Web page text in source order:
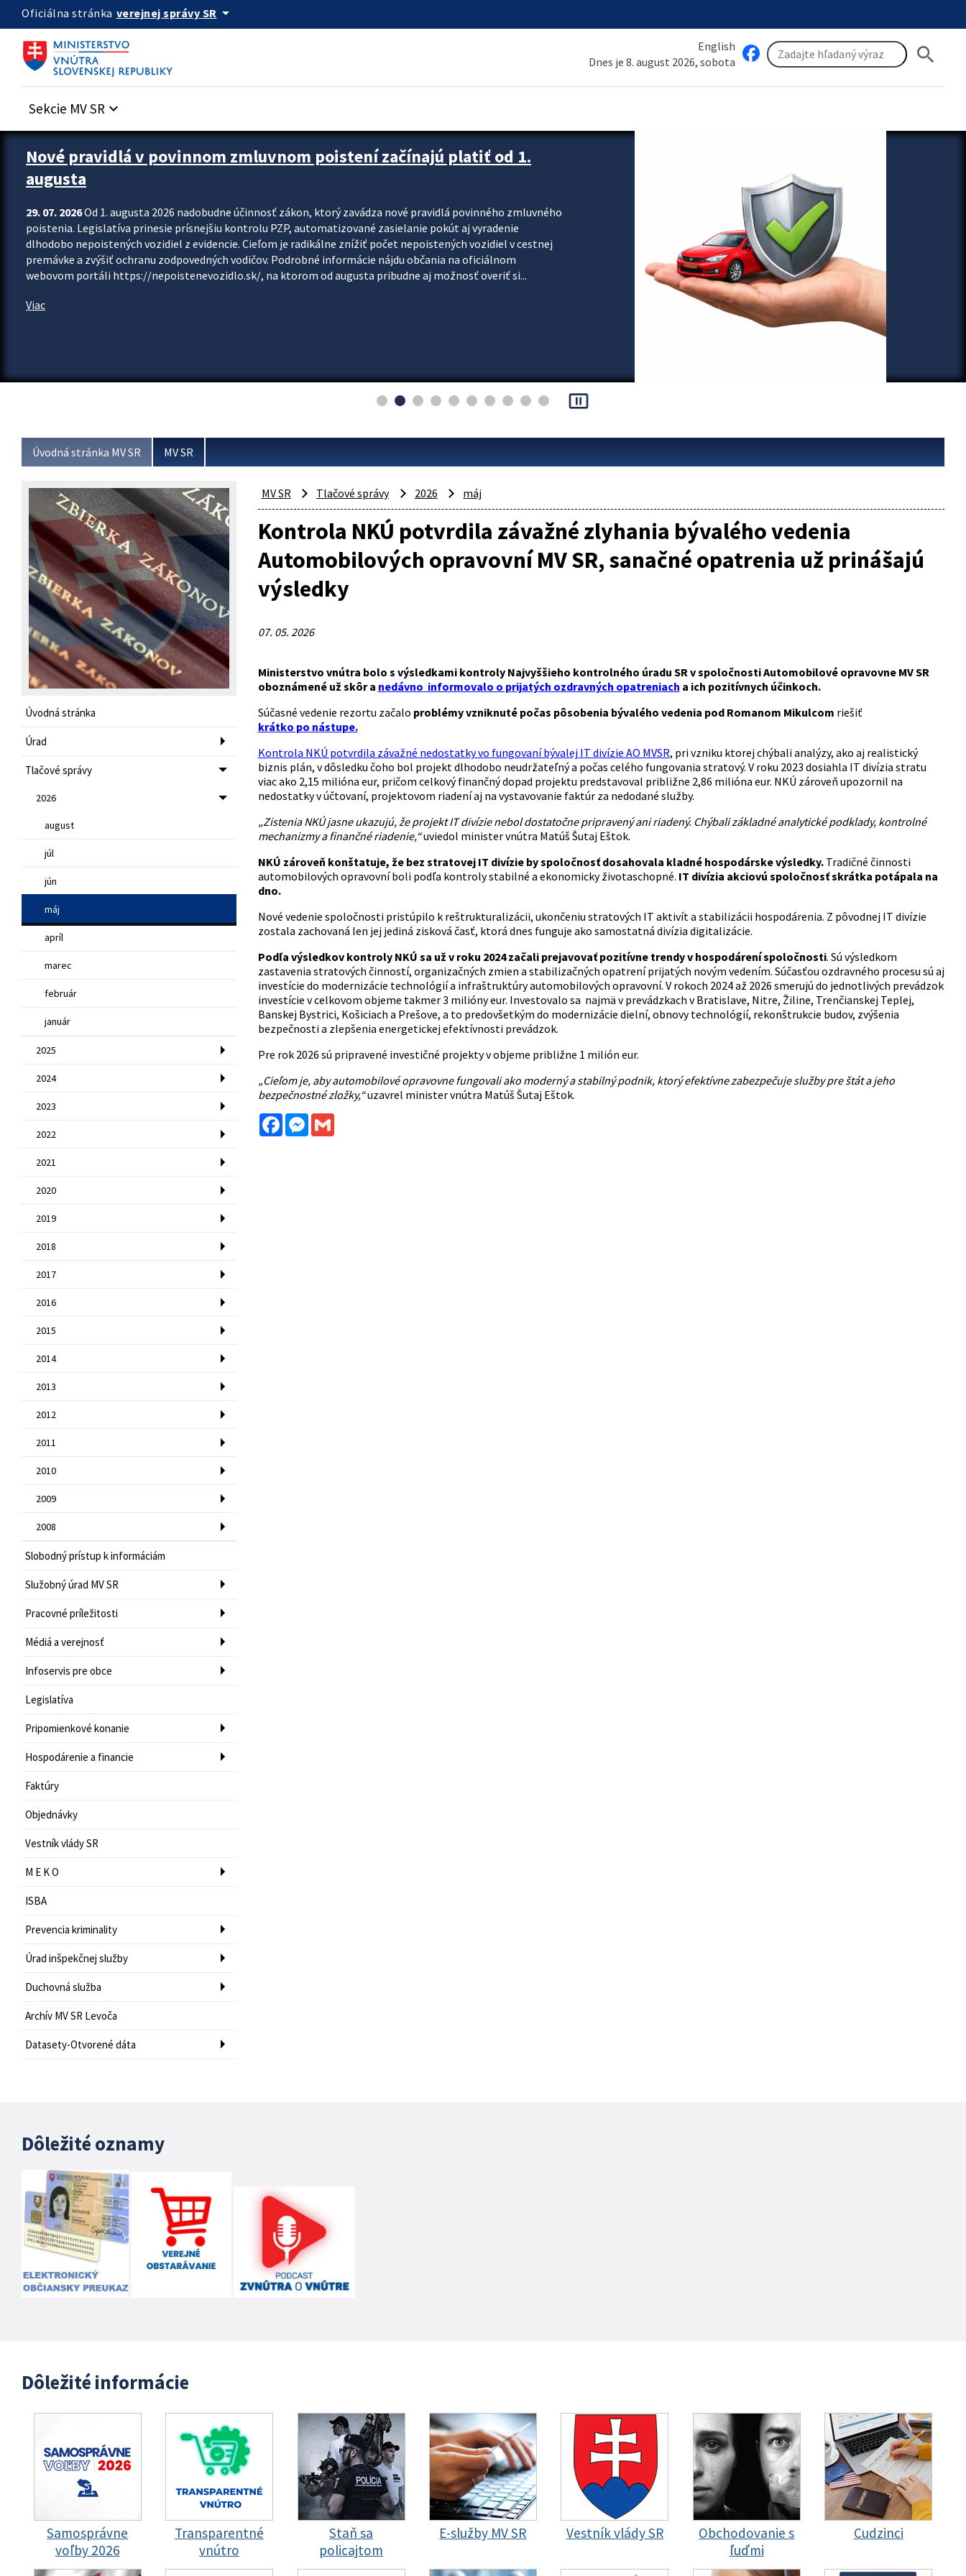
Preskocit na hlavný obsah
Oficiálna stránka verejnej správy SR arrow_drop_down
English
Dnes je 8. august 2026, sobota
search
Sekcie MV SR keyboard_arrow_down
Zastavit automatický posun upútavok
Nové pravidlá v povinnom zmluvnom poistení začínajú platiť od 1.
augusta
29. 07. 2026Od 1. augusta 2026 nadobudne účinnosť zákon, ktorý zavádza nové pravidlá povinného zmluvného
poistenia. Legislatíva prinesie prísnejšiu kontrolu PZP, automatizované zasielanie pokút aj vyradenie
dlhodobo nepoistených vozidiel z evidencie. Cieľom je radikálne znížiť počet nepoistených vozidiel v cestnej
premávke a zvýšiť ochranu zodpovedných vodičov. Podrobné informácie nájdu občania na oficiálnom
webovom portáli https://nepoistenevozidlo.sk/, na ktorom od augusta pribudne aj možnosť overiť si...
Viac
pause_presentation
Úvodná stránka MV SR MV SR
Úvodná stránka
Úrad
Tlačové správy
2026
august
júl
jún
máj
apríl
marec
február
január
2025
2024
2023
2022
2021
2020
2019
2018
2017
2016
2015
2014
2013
2012
2011
2010
2009
2008
Slobodný prístup k informáciám
Služobný úrad MV SR
Pracovné príležitosti
Médiá a verejnosť
Infoservis pre obce
Legislatíva
Pripomienkové konanie
Hospodárenie a financie
Faktúry
Objednávky
Vestník vlády SR
M E K O
ISBA
Prevencia kriminality
Úrad inšpekčnej služby
Duchovná služba
Archív MV SR Levoča
Datasety-Otvorené dáta
MV SR Tlačové správy 2026 máj
Kontrola NKÚ potvrdila závažné zlyhania bývalého vedenia
Automobilových opravovní MV SR, sanačné opatrenia už prinášajú
výsledky
07. 05. 2026
Ministerstvo vnútra bolo s výsledkami kontroly Najvyššieho kontrolného úradu SR v spoločnosti Automobilové opravovne MV SR
oboznámené už skôr a nedávno informovalo o prijatých ozdravných opatreniach a ich pozitívnych účinkoch.
Súčasné vedenie rezortu začalo problémy vzniknuté počas pôsobenia bývalého vedenia pod Romanom Mikulcom riešiť
krátko po nástupe.
Kontrola NKÚ potvrdila závažné nedostatky vo fungovaní bývalej IT divízie AO MVSR, pri vzniku ktorej chýbali analýzy, ako aj realistický
biznis plán, v dôsledku čoho bol projekt dlhodobo neudržateľný a počas celého fungovania stratový. V roku 2023 dosiahla IT divízia stratu
viac ako 2,15 milióna eur, pričom celkový finančný dopad projektu predstavoval približne 2,86 milióna eur. NKÚ zároveň upozornil na
nedostatky v účtovaní, projektovom riadení aj na vystavovanie faktúr za nedodané služby.
„Zistenia NKÚ jasne ukazujú, že projekt IT divízie nebol dostatočne pripravený ani riadený. Chýbali základné analytické podklady, kontrolné
mechanizmy a finančné riadenie,“uviedol minister vnútra Matúš Šutaj Eštok.
NKÚ zároveň konštatuje, že bez stratovej IT divízie by spoločnosť dosahovala kladné hospodárske výsledky.Tradičné činnosti
automobilových opravovní boli podľa kontroly stabilné a ekonomicky životaschopné. IT divízia akciovú spoločnosť skrátka potápala na
dno.
Nové vedenie spoločnosti pristúpilo k reštrukturalizácii, ukončeniu stratových IT aktivít a stabilizácii hospodárenia. Z pôvodnej IT divízie
zostala zachovaná len jej jediná zisková časť, ktorá dnes funguje ako samostatná divízia digitalizácie.
Podľa výsledkov kontroly NKÚ sa už v roku 2024 začali prejavovať pozitívne trendy v hospodárení spoločnosti. Sú výsledkom
zastavenia stratových činností, organizačných zmien a stabilizačných opatrení prijatých novým vedením. Súčasťou ozdravného procesu sú aj
investície do modernizácie technológií a infraštruktúry automobilových opravovní. V rokoch 2024 až 2026 smerujú do jednotlivých prevádzok
investície v celkovom objeme takmer 3 milióny eur. Investovalo sa najmä v prevádzkach v Bratislave, Nitre, Žiline, Trenčianskej Teplej,
Banskej Bystrici, Košiciach a Prešove, a to predovšetkým do modernizácie dielní, obnovy technológií, rekonštrukcie budov, zvýšenia
bezpečnosti a zlepšenia energetickej efektívnosti prevádzok.
Pre rok 2026 sú pripravené investičné projekty v objeme približne 1 milión eur.
„Cieľom je, aby automobilové opravovne fungovali ako moderný a stabilný podnik, ktorý efektívne zabezpečuje služby pre štát a jeho
bezpečnostné zložky,“uzavrel minister vnútra Matúš Šutaj Eštok.
FacebookMessenger
Gmail
Dôležité oznamy
Dôležité informácie
Samosprávne
voľby 2026
Transparentné
vnútro
Staň sa
policajtom
E-služby MV SR Vestník vlády SR
Obchodovanie s
ľuďmi
Cudzinci